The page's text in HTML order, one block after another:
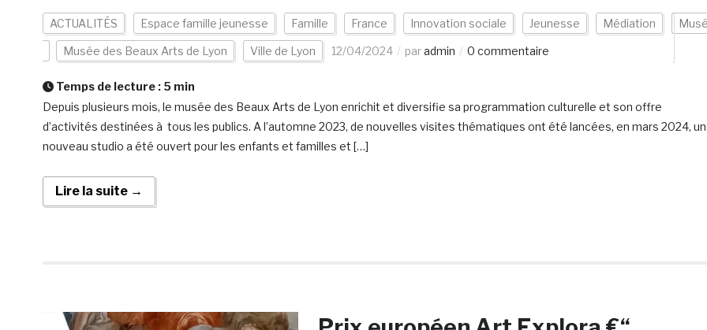
ACTUALITÉS Espace famille jeunesse Famille France Innovation sociale Jeunesse Médiation
Musée des Beaux Arts de Lyon Ville de Lyon 12/04/2024 paradmin 0 commentaire
Temps de lecture : 5 min
Depuis plusieurs mois, le musée des Beaux Arts de Lyon enrichit et diversifie sa programmation culturelle et son offre
d’activités destinées à tous les publics. A l’automne 2023, de nouvelles visites thématiques ont été lancées, en mars 2024, un
nouveau studio a été ouvert pour les enfants et familles et […]
Lire la suite →